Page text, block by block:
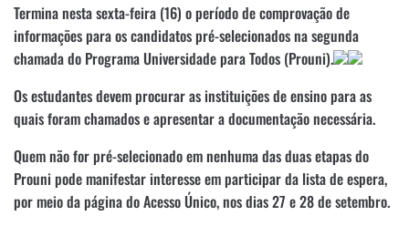
Termina nesta sexta-feira (16) o período de comprovação de
informações para os candidatos pré-selecionados na segunda
chamada do Programa Universidade para Todos (Prouni).
Os estudantes devem procurar as instituições de ensino para as
quais foram chamados e apresentar a documentação necessária.
Quem não for pré-selecionado em nenhuma das duas etapas do
Prouni pode manifestar interesse em participar da lista de espera,
por meio da página do Acesso Único, nos dias 27 e 28 de setembro.